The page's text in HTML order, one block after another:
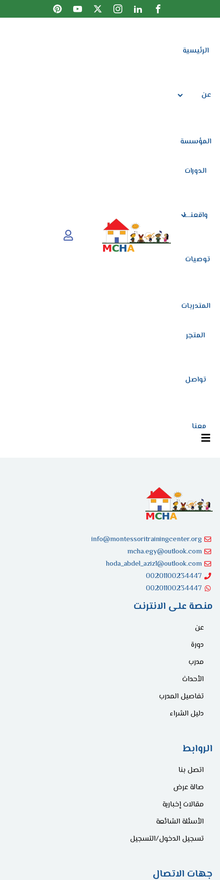
الرئيسية
عن
المؤسسة
الدورات
واقعنـــا
توصيات
المتدربات
المتجر
تواصل
معنا
info@montessoritrainingcenter.org
mcha.egy@outlook.com
hoda_abdel_aziz1@outlook.com
00201100234447
00201100234447
منصة على الانترنت
عن
دورة
مدرب
الأحداث
تفاصيل المدرب
دليل الشراء
الروابط
اتصل بنا
صالة عرض
مقالات إخبارية
الأسئلة الشائعة
تسجيل الدخول/التسجيل
جهات الاتصال
Remember me